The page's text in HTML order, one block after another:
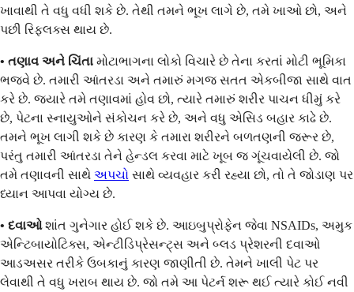
ખાવાથી તે વધુ વધી શકે છે. તેથી તમને ભૂખ લાગે છે, તમે ખાઓ છો, અને
પછી રિફ્લક્સ થાય છે.
• તણાવ અને ચિંતા મોટાભાગના લોકો વિચારે છે તેના કરતાં મોટી ભૂમિકા
ભજવે છે. તમારી આંતરડા અને તમારું મગજ સતત એકબીજા સાથે વાત
કરે છે. જ્યારે તમે તણાવમાં હોવ છો, ત્યારે તમારું શરીર પાચન ધીમું કરે
છે, પેટના સ્નાયુઓને સંકોચન કરે છે, અને વધુ એસિડ બહાર કાઢે છે.
તમને ભૂખ લાગી શકે છે કારણ કે તમારા શરીરને બળતણની જરૂર છે,
પરંતુ તમારી આંતરડા તેને હેન્ડલ કરવા માટે ખૂબ જ ગૂંચવાયેલી છે. જો
તમે તણાવની સાથે અપચો સાથે વ્યવહાર કરી રહ્યા છો, તો તે જોડાણ પર
ધ્યાન આપવા યોગ્ય છે.
• દવાઓશાંત ગુનેગાર હોઈ શકે છે. આઇબુપ્રોફેન જેવા NSAIDs, અમુક
એન્ટિબાયોટિક્સ, એન્ટીડિપ્રેસન્ટ્સ અને બ્લડ પ્રેશરની દવાઓ
આડઅસર તરીકે ઉબકાનું કારણ જાણીતી છે. તેમને ખાલી પેટ પર
લેવાથી તે વધુ ખરાબ થાય છે. જો તમે આ પેટર્ન શરૂ થઈ ત્યારે કોઈ નવી